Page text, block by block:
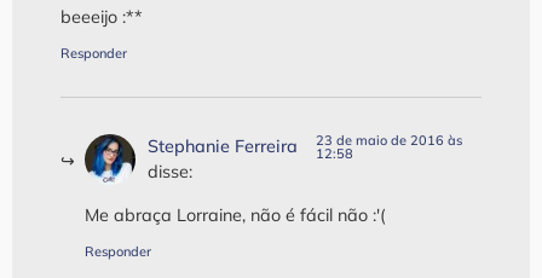
beeeijo :**
Responder
Stephanie Ferreira
disse:
23 de maio de 2016 às
12:58
Me abraça Lorraine, não é fácil não :'(
Responder